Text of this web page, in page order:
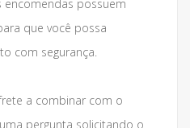
encomendas possuem
que você possa
com segurança.
a combinar com o
pergunta solicitando o